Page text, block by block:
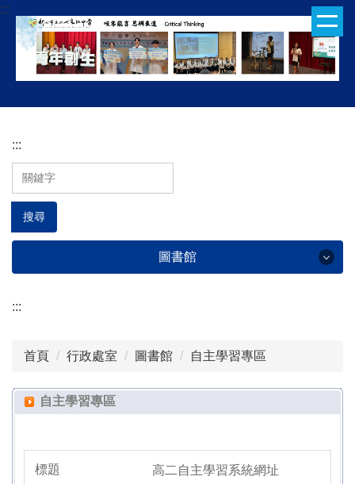
跳
到
容
:::
:::
搜尋
圖書館
圖書館
組織成員
圖書規章
閱讀
:::
首頁 行政處室 圖書館 自主學習專區
自主學習專區
高二自主學習系統網址